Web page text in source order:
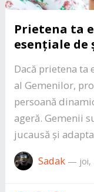
Prietena ta
esențiale de
Dacă prietena ta
al Gemenilor,
persoană
ageră. Gemenii
jucausă și
Sadak—